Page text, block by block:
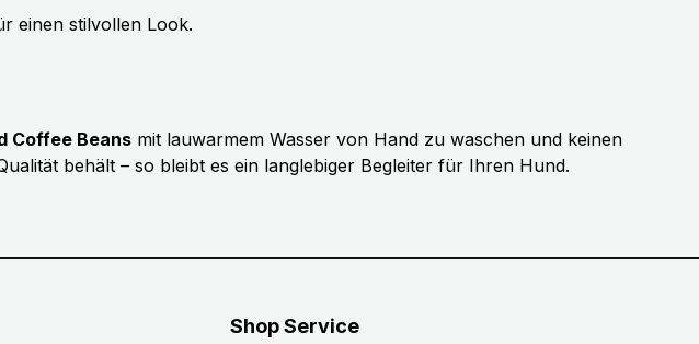
einen stilvollen Look.
Coffee Beans mit lauwarmem Wasser von Hand zu waschen und keinen
behält – so bleibt es ein langlebiger Begleiter für Ihren Hund.
Shop Service